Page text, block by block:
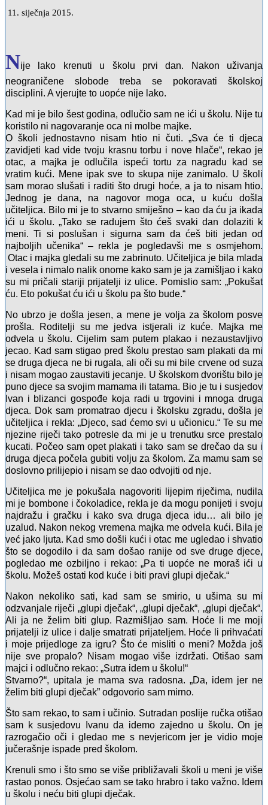
11. siječnja 2015.
Nije lako krenuti u školu prvi dan. Nakon uživanja
neograničene slobode treba se pokoravati školskoj
disciplini. A vjerujte to uopće nije lako.
Kad mi je bilo šest godina, odlučio sam ne ići u školu. Nije tu
koristilo ni nagovaranje oca ni molbe majke.
O školi jednostavno nisam htio ni čuti. „Sva će ti djeca
zavidjeti kad vide tvoju krasnu torbu i nove hlače“, rekao je
otac, a majka je odlučila ispeći tortu za nagradu kad se
vratim kući. Mene ipak sve to skupa nije zanimalo. U školi
sam morao slušati i raditi što drugi hoće, a ja to nisam htio.
Jednog je dana, na nagovor moga oca, u kuću došla
učiteljica. Bilo mi je to stvarno smiješno – kao da ću ja ikada
ići u školu. „Tako se radujem što ćeš svaki dan dolaziti k
meni. Ti si poslušan i sigurna sam da ćeš biti jedan od
najboljih učenika“ – rekla je pogledavši me s osmjehom.
Otac i majka gledali su me zabrinuto. Učiteljica je bila mlada
i vesela i nimalo nalik onome kako sam je ja zamišljao i kako
su mi pričali stariji prijatelji iz ulice. Pomislio sam: „Pokušat
ću. Eto pokušat ću ići u školu pa što bude.“
No ubrzo je došla jesen, a mene je volja za školom posve
prošla. Roditelji su me jedva istjerali iz kuće. Majka me
odvela u školu. Cijelim sam putem plakao i nezaustavljivo
jecao. Kad sam stigao pred školu prestao sam plakati da mi
se druga djeca ne bi rugala, ali oči su mi bile crvene od suza
i nisam mogao zaustaviti jecanje. U školskom dvorištu bilo je
puno djece sa svojim mamama ili tatama. Bio je tu i susjedov
Ivan i blizanci gospođe koja radi u trgovini i mnoga druga
djeca. Dok sam promatrao djecu i školsku zgradu, došla je
učiteljica i rekla: „Djeco, sad ćemo svi u učionicu.“ Te su me
njezine riječi tako potresle da mi je u trenutku srce prestalo
kucati. Počeo sam opet plakati i tako sam se drečao da su i
druga djeca počela gubiti volju za školom. Za mamu sam se
doslovno prilijepio i nisam se dao odvojiti od nje.
Učiteljica me je pokušala nagovoriti lijepim riječima, nudila
mi je bombone i čokoladice, rekla je da mogu ponijeti i svoju
najdražu i gračku i kako sva druga djeca idu… ali bilo je
uzalud. Nakon nekog vremena majka me odvela kući. Bila je
već jako ljuta. Kad smo došli kući i otac me ugledao i shvatio
što se dogodilo i da sam došao ranije od sve druge djece,
pogledao me ozbiljno i rekao: „Pa ti uopće ne moraš ići u
školu. Možeš ostati kod kuće i biti pravi glupi dječak.“
Nakon nekoliko sati, kad sam se smirio, u ušima su mi
odzvanjale riječi „glupi dječak“, „glupi dječak“, „glupi dječak“.
Ali ja ne želim biti glup. Razmišljao sam. Hoće li me moji
prijatelji iz ulice i dalje smatrati prijateljem. Hoće li prihvaćati
i moje prijedloge za igru? Što će misliti o meni? Možda još
nije sve propalo? Nisam mogao više izdržati. Otišao sam
majci i odlučno rekao: „Sutra idem u školu!“
Stvarno?“, upitala je mama sva radosna. „Da, idem jer ne
želim biti glupi dječak” odgovorio sam mirno.
Što sam rekao, to sam i učinio. Sutradan poslije ručka otišao
sam k susjedovu Ivanu da idemo zajedno u školu. On je
razrogačio oči i gledao me s nevjericom jer je vidio moje
jučerašnje ispade pred školom.
Krenuli smo i što smo se više približavali školi u meni je više
rastao ponos. Osjećao sam se tako hrabro i tako važno. Idem
u školu i neću biti glupi dječak.